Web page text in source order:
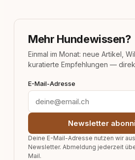
Mehr Hundewissen?
Einmal im Monat: neue Artikel,
kuratierte Empfehlungen —
E-Mail-Adresse
Newsletter
Deine E-Mail-Adresse nutzen wir
Newsletter. Abmeldung jederzeit
Mail.